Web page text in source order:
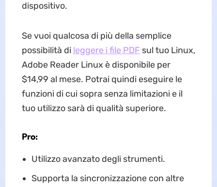
dispositivo.
Se vuoi qualcosa di più della semplice
possibilità di leggere i file PDF sul tuo Linux,
Adobe Reader Linux è disponibile per
$14,99 al mese. Potrai quindi eseguire le
funzioni di cui sopra senza limitazioni e il
tuo utilizzo sarà di qualità superiore.
Pro:
Utilizzo avanzato degli strumenti.
Supporta la sincronizzazione con altre